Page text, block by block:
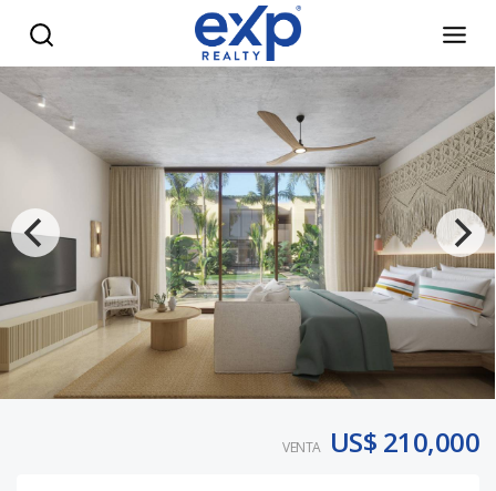
VENTA US$ 210,000
Punta Cana, proyecto de apartamento en venta tipo